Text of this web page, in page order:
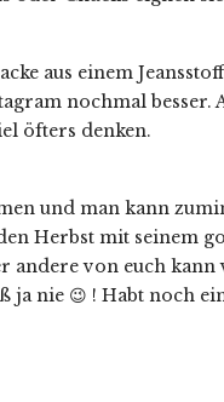
aus einem
nochmal besser.
öfters denken.
und man kann
Herbst mit seinem
von euch
ja nie 😉 ! Habt noch